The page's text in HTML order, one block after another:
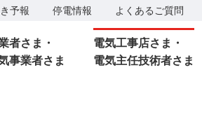
予報 停電情報 よくあるご質問
者さま・
事業者さま
電気工事店さま・
電気主任技術者さま